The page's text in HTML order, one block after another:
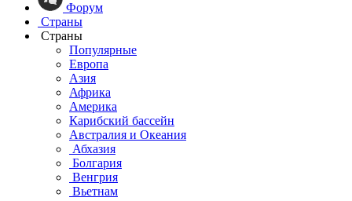
Форум
Страны
Страны
Популярные
Европа
Азия
Африка
Америка
Карибский бассейн
Австралия и Океания
Абхазия
Болгария
Венгрия
Вьетнам